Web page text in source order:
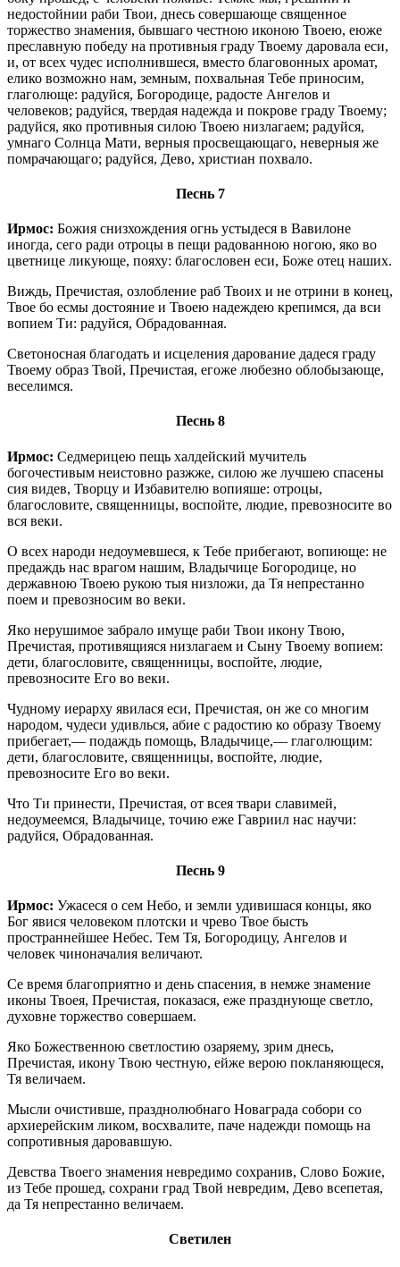
недостойнии раби Твои, днесь совершающе священное
торжество знамения, бывшаго честною иконою Твоею, еюже
преславную победу на противныя граду Твоему даровала еси,
и, от всех чудес исполнившеся, вместо благовонных аромат,
елико возможно нам, земным, похвальная Тебе приносим,
глаголюще: радуйся, Богородице, радосте Ангелов и
человеков; радуйся, твердая надежда и покрове граду Твоему;
радуйся, яко противныя силою Твоею низлагаем; радуйся,
умнаго Солнца Мати, верныя просвещающаго, неверныя же
помрачающаго; радуйся, Дево, христиан похвало.
Песнь 7
Ирмос: Божия снизхождения огнь устыдеся в Вавилоне
иногда, сего ради отроцы в пещи радованною ногою, яко во
цветнице ликующе, пояху: благословен еси, Боже отец наших.
Виждь, Пречистая, озлобление раб Твоих и не отрини в конец,
Твое бо есмы достояние и Твоею надеждею крепимся, да вси
вопием Ти: радуйся, Обрадованная.
Светоносная благодать и исцеления дарование дадеся граду
Твоему образ Твой, Пречистая, егоже любезно облобызающе,
веселимся.
Песнь 8
Ирмос: Седмерицею пещь халдейский мучитель
богочестивым неистовно разжже, силою же лучшею спасены
сия видев, Творцу и Избавителю вопияше: отроцы,
благословите, священницы, воспойте, людие, превозносите во
вся веки.
О всех народи недоумевшеся, к Тебе прибегают, вопиюще: не
предаждь нас врагом нашим, Владычице Богородице, но
державною Твоею рукою тыя низложи, да Тя непрестанно
поем и превозносим во веки.
Яко нерушимое забрало имуще раби Твои икону Твою,
Пречистая, противящияся низлагаем и Сыну Твоему вопием:
дети, благословите, священницы, воспойте, людие,
превозносите Его во веки.
Чудному иерарху явилася еси, Пречистая, он же со многим
народом, чудеси удивлься, абие с радостию ко образу Твоему
прибегает,— подаждь помощь, Владычице,— глаголющим:
дети, благословите, священницы, воспойте, людие,
превозносите Его во веки.
Что Ти принести, Пречистая, от всея твари славимей,
недоумеемся, Владычице, точию еже Гавриил нас научи:
радуйся, Обрадованная.
Песнь 9
Ирмос: Ужасеся о сем Небо, и земли удивишася концы, яко
Бог явися человеком плотски и чрево Твое бысть
пространнейшее Небес. Тем Тя, Богородицу, Ангелов и
человек чиноначалия величают.
Се время благоприятно и день спасения, в немже знамение
иконы Твоея, Пречистая, показася, еже празднующе светло,
духовне торжество совершаем.
Яко Божественною светлостию озаряему, зрим днесь,
Пречистая, икону Твою честную, ейже верою покланяющеся,
Тя величаем.
Мысли очистивше, празднолюбнаго Новаграда собори со
архиерейским ликом, восхвалите, паче надежди помощь на
сопротивныя даровавшую.
Девства Твоего знамения невредимо сохранив, Слово Божие,
из Тебе прошед, сохрани град Твой невредим, Дево всепетая,
да Тя непрестанно величаем.
Светилен